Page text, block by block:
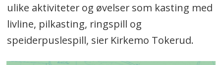
ulike aktiviteter og øvelser som kasting med
livline, pilkasting, ringspill og
speiderpuslespill, sier Kirkemo Tokerud.